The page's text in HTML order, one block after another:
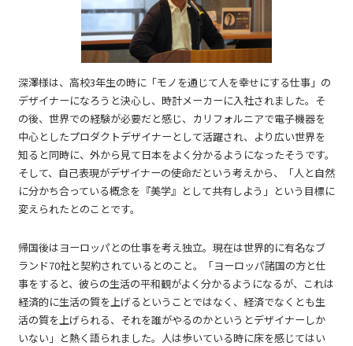
深澤様は、高校3年生の時に「モノを通じて人を幸せにする仕事」の
デザイナーになろうと決心し、時計メーカーに入社されました。そ
の後、世界での経験が必要だと感じ、カリフォルニアで電子機器を
中心としたプロダクトデザイナーとして活躍され、より広い世界を
知ると同時に、外から見て日本をよく分かるようになったそうです。
そして、自己表現がデザイナーの使命だという考えから、「人と自然
に分かち合っている概念を『美学』として共有しよう」という目標に
変えられたとのことです。
帰国後はヨーロッパとの仕事を考え独立。現在は世界的に有名なブ
ランド70社と契約されているとのこと。「ヨーロッパ諸国の方と仕
事をすると、彼らの生活の平和観がよく分かるようになるが、これは
経済的に生活の質を上げるということではなく、経済でなくとも生
活の質を上げられる、それを誰がやるのかというとデザイナーしか
いない」と熱く語られました。人は歩いている時に床を感じてはい